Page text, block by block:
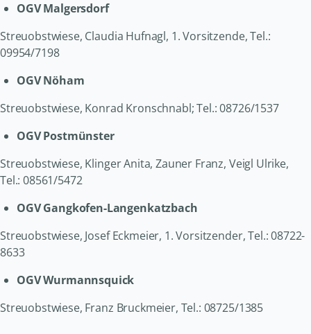
OGV Malgersdorf
Streuobstwiese, Claudia Hufnagl, 1. Vorsitzende, Tel.:
09954/7198
OGV Nöham
Streuobstwiese, Konrad Kronschnabl; Tel.: 08726/1537
OGV Postmünster
Streuobstwiese, Klinger Anita, Zauner Franz, Veigl Ulrike,
Tel.: 08561/5472
OGV Gangkofen-Langenkatzbach
Streuobstwiese, Josef Eckmeier, 1. Vorsitzender, Tel.: 08722-
8633
OGV Wurmannsquick
Streuobstwiese, Franz Bruckmeier, Tel.: 08725/1385